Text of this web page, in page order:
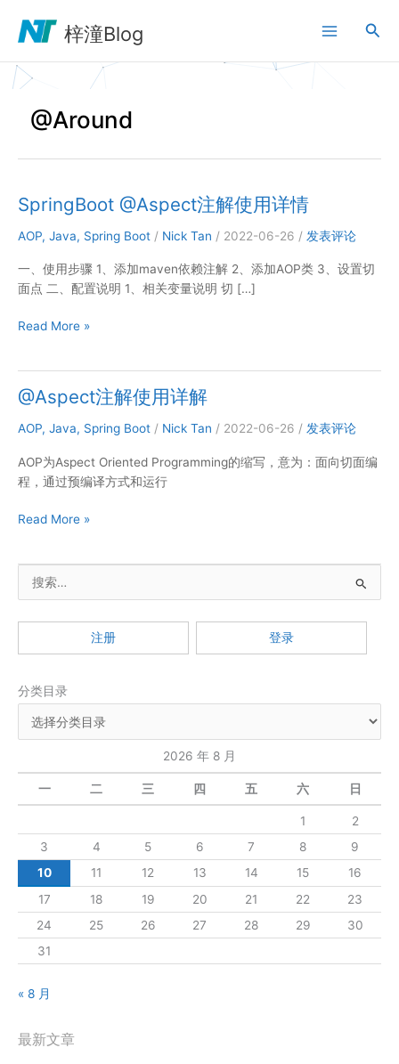
梓潼Blog
搜
@Around
SpringBoot @Aspect注解使用详情
AOP, Java, Spring Boot / Nick Tan / 2022-06-26 / 发表评论
一、使用步骤 1、添加maven依赖注解 2、添加AOP类 3、设置切
面点 二、配置说明 1、相关变量说明 切 […]
SpringBoot
使
用
情
Read More »
@Aspect注解使用详解
AOP, Java, Spring Boot / Nick Tan / 2022-06-26 / 发表评论
AOP为Aspect Oriented Programming的缩写，意为：面向切面编
程，通过预编译方式和运行
@Aspect
用
Read More »
索
：
注册
登录
分类目录
2026 年 8 月
一 二 三 四 五 六 日
1
2
3
4 5 6 7 8
9
10
11 12 13 14 15
16
17
18 19 20 21 22
23
24
25 26 27 28 29
30
31
« 8 月
最新文章